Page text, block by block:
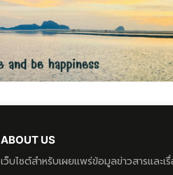
ABOUT US
เว็บไซต์สำหรับเผยแพร่ข้อมูลข่าวสารและ